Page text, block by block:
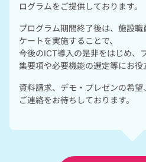
ログラムをご提供しております。
プログラム期間終了後は、施設
ケートを実施することで、
今後のICT導入の是非をはじめ、
集要項や必要機能の選定等にお役
資料請求、デモ・プレゼンの希
ご連絡をお待ちしております。